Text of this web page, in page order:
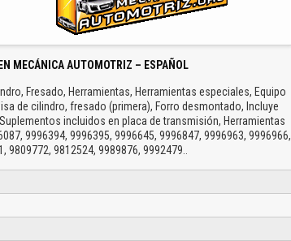
MECÁNICA AUTOMOTRIZ – ESPAÑOL
Fresado, Herramientas, Herramientas especiales, Equipo
de cilindro, fresado (primera), Forro desmontado, Incluye
incluidos en placa de transmisión, Herramientas
9996394, 9996395, 9996645, 9996847, 9996963, 9996966,
9812524, 9989876, 9992479..